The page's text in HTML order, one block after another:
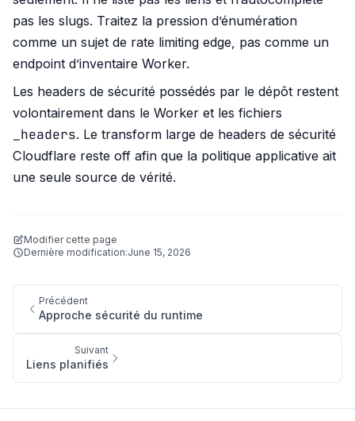
pas les slugs. Traitez la pression d’énumération
comme un sujet de rate limiting edge, pas comme un
endpoint d’inventaire Worker.
Les headers de sécurité possédés par le dépôt restent
volontairement dans le Worker et les fichiers
_headers. Le transform large de headers de sécurité
Cloudflare reste off afin que la politique applicative ait
une seule source de vérité.
Modifier cette page
Dernière modification:June 15, 2026
Précédent
Approche sécurité du runtime
Suivant
Liens planifiés